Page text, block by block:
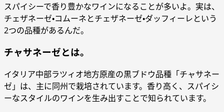
スパイシーで香り豊かなワインになることが多いよ。実は、
チェザネーゼ・コムーネとチェザネーゼ・ダッフィーレという
2つの品種があるんだ。
チャサネーゼとは。
イタリア中部ラツィオ地方原産の黒ブドウ品種「チャサネー
ゼ」は、主に同州で栽培されています。香り高く、スパイシ
ーなスタイルのワインを生み出すことで知られています。